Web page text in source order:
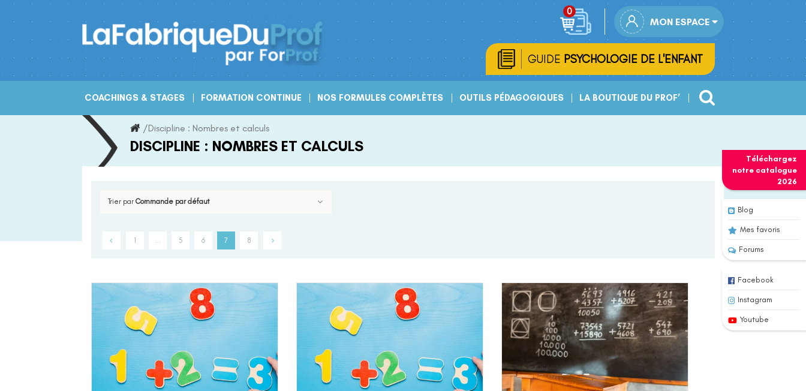
Téléchargez
notre catalogue
2026
Blog
Mes favoris
Forums
Facebook
Instagram
Youtube
Skip
to
MON ESPACE
GUIDE PSYCHOLOGIE DE L'ENFANT
COACHINGS & STAGES FORMATION CONTINUE NOS FORMULES COMPLÈTES OUTILS PÉDAGOGIQUES LA BOUTIQUE DU PROF’
/Discipline : Nombres et calculs
DISCIPLINE : NOMBRES ET CALCULS
Trier par Commande par défaut
1 … 5 6 7 8